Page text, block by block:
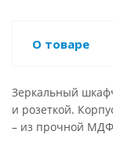
О товаре
Зеркальный
и розеткой.
– из прочной